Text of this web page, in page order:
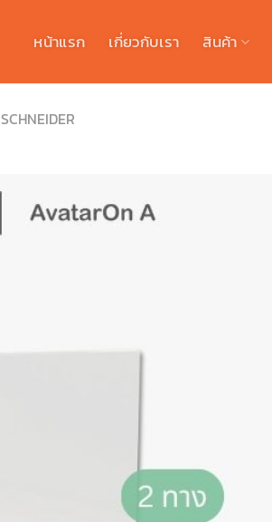
หน้าแรก เกี่ยวกับเรา สินค้า
SCHNEIDER